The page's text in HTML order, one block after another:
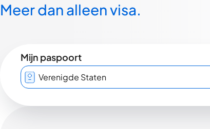
Meer dan alleen visa.
Mijn paspoort